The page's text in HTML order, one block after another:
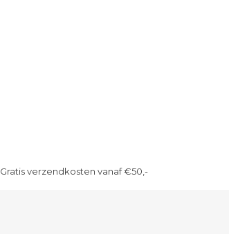
Gratisverzendkosten vanaf €50,-